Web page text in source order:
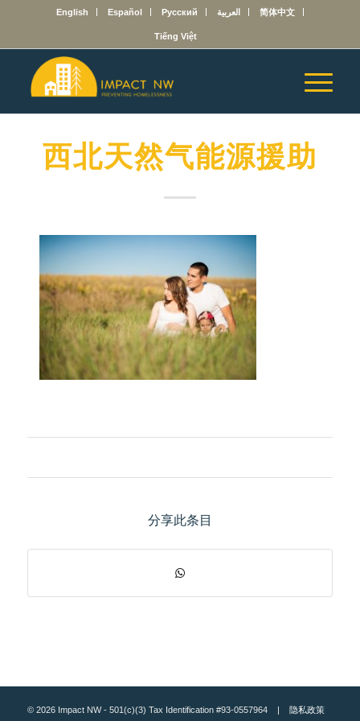
English Español Русский العربية 简体中文
Tiếng Việt
西北天然气能源援助
分享此条目
© 2026 Impact NW - 501(c)(3) Tax Identification #93-0557964 | 隐私政策